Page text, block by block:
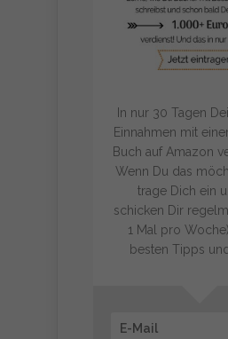
In nur 30 Tagen
Einnahmen mit
Buch auf Amazon
Wenn Du das
trage Dich ein
schicken Dir
1 Mal pro
besten Tipps